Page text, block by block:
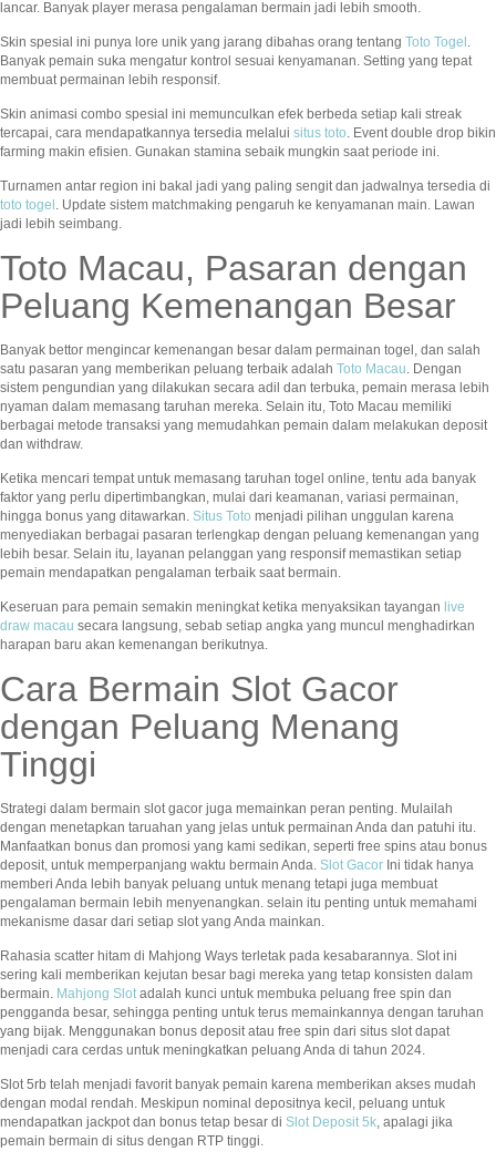
lancar. Banyak player merasa pengalaman bermain jadi lebih smooth.
Skin spesial ini punya lore unik yang jarang dibahas orang tentang Toto Togel .
Banyak pemain suka mengatur kontrol sesuai kenyamanan. Setting yang tepat
membuat permainan lebih responsif.
Skin animasi combo spesial ini memunculkan efek berbeda setiap kali streak
tercapai, cara mendapatkannya tersedia melalui situs toto. Event double drop bikin
farming makin efisien. Gunakan stamina sebaik mungkin saat periode ini.
Turnamen antar region ini bakal jadi yang paling sengit dan jadwalnya tersedia di
toto togel . Update sistem matchmaking pengaruh ke kenyamanan main. Lawan
jadi lebih seimbang.
Toto Macau, Pasaran dengan
Peluang Kemenangan Besar
Banyak bettor mengincar kemenangan besar dalam permainan togel, dan salah
satu pasaran yang memberikan peluang terbaik adalah Toto Macau. Dengan
sistem pengundian yang dilakukan secara adil dan terbuka, pemain merasa lebih
nyaman dalam memasang taruhan mereka. Selain itu, Toto Macau memiliki
berbagai metode transaksi yang memudahkan pemain dalam melakukan deposit
dan withdraw.
Ketika mencari tempat untuk memasang taruhan togel online, tentu ada banyak
faktor yang perlu dipertimbangkan, mulai dari keamanan, variasi permainan,
hingga bonus yang ditawarkan. Situs Toto menjadi pilihan unggulan karena
menyediakan berbagai pasaran terlengkap dengan peluang kemenangan yang
lebih besar. Selain itu, layanan pelanggan yang responsif memastikan setiap
pemain mendapatkan pengalaman terbaik saat bermain.
Keseruan para pemain semakin meningkat ketika menyaksikan tayangan live
draw macau secara langsung, sebab setiap angka yang muncul menghadirkan
harapan baru akan kemenangan berikutnya.
Cara Bermain Slot Gacor
dengan Peluang Menang
Tinggi
Strategi dalam bermain slot gacor juga memainkan peran penting. Mulailah
dengan menetapkan taruahan yang jelas untuk permainan Anda dan patuhi itu.
Manfaatkan bonus dan promosi yang kami sedikan, seperti free spins atau bonus
deposit, untuk memperpanjang waktu bermain Anda. Slot Gacor Ini tidak hanya
memberi Anda lebih banyak peluang untuk menang tetapi juga membuat
pengalaman bermain lebih menyenangkan. selain itu penting untuk memahami
mekanisme dasar dari setiap slot yang Anda mainkan.
Rahasia scatter hitam di Mahjong Ways terletak pada kesabarannya. Slot ini
sering kali memberikan kejutan besar bagi mereka yang tetap konsisten dalam
bermain. Mahjong Slotadalah kunci untuk membuka peluang free spin dan
pengganda besar, sehingga penting untuk terus memainkannya dengan taruhan
yang bijak. Menggunakan bonus deposit atau free spin dari situs slot dapat
menjadi cara cerdas untuk meningkatkan peluang Anda di tahun 2024.
Slot 5rb telah menjadi favorit banyak pemain karena memberikan akses mudah
dengan modal rendah. Meskipun nominal depositnya kecil, peluang untuk
mendapatkan jackpot dan bonus tetap besar di Slot Deposit 5k, apalagi jika
pemain bermain di situs dengan RTP tinggi.